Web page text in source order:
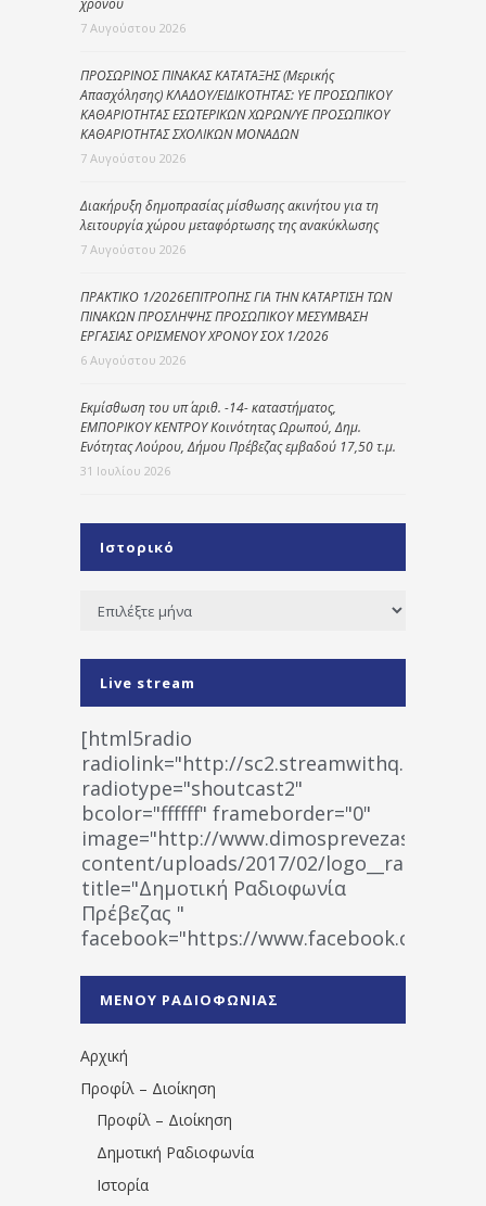
7 Αυγούστου 2026
ΠΡΟΣΩΡΙΝΟΣ ΠΙΝΑΚΑΣ ΚΑΤΑΤΑΞΗΣ (Μερικής
Απασχόλησης) ΚΛΑΔΟΥ/ΕΙΔΙΚΟΤΗΤΑΣ: ΥΕ ΠΡΟΣΩΠΙΚΟΥ
ΚΑΘΑΡΙΟΤΗΤΑΣ ΕΣΩΤΕΡΙΚΩΝ ΧΩΡΩΝ/ΥΕ ΠΡΟΣΩΠΙΚΟΥ
ΚΑΘΑΡΙΟΤΗΤΑΣ ΣΧΟΛΙΚΩΝ ΜΟΝΑΔΩΝ
7 Αυγούστου 2026
Διακήρυξη δημοπρασίας μίσθωσης ακινήτου για τη
λειτουργία χώρου μεταφόρτωσης της ανακύκλωσης
7 Αυγούστου 2026
ΠΡΑΚΤΙΚΟ 1/2026ΕΠΙΤΡΟΠΗΣ ΓΙΑ ΤΗΝ ΚΑΤΑΡΤΙΣΗ ΤΩΝ
ΠΙΝΑΚΩΝ ΠΡΟΣΛΗΨΗΣ ΠΡΟΣΩΠΙΚΟΥ ΜΕΣΥΜΒΑΣΗ
ΕΡΓΑΣΙΑΣ ΟΡΙΣΜΕΝΟΥ ΧΡΟΝΟΥ ΣΟΧ 1/2026
6 Αυγούστου 2026
Εκμίσθωση του υπ΄ αριθ. -14- καταστήματος,
ΕΜΠΟΡΙΚΟΥ ΚΕΝΤΡΟΥ Κοινότητας Ωρωπού, Δημ.
Ενότητας Λούρου, Δήμου Πρέβεζας εμβαδού 17,50 τ.μ.
31 Ιουλίου 2026
Ιστορικό
Ιστορικό
Live stream
[html5radio
radiolink="http://
radiotype="shoutcast2"
bcolor="ffffff" frameborder="0"
image="http://www.dimosprevezas.gr/wp-
content/uploads/2017/02/
title="Δημοτική Ραδιοφωνία
Πρέβεζας "
facebook="https://www.facebook.com/
1531194763766854/" artist="" ]
ΜΕΝΟΥ ΡΑΔΙΟΦΩΝΙΑΣ
Αρχική
Προφίλ – Διοίκηση
Προφίλ – Διοίκηση
Δημοτική Ραδιοφωνία
Ιστορία